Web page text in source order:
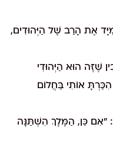
אֶת הָרַב שֶׁל הַיְּהוּדִים,
שֶׁזֶּה הוּא הַיְּהוּדִי
אוֹתִי בַּחֲלוֹם
"אִם כֵּן, הַמֶּלֶךְ הִשְׁתַּנָּה